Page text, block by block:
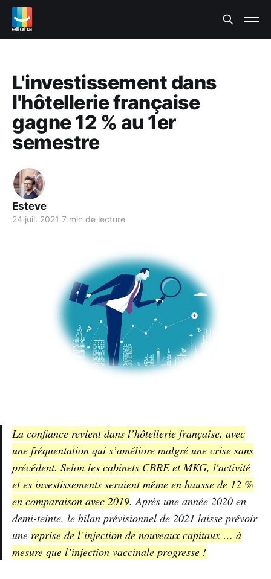
L'investissement dans
l'hôtellerie française
gagne 12 % au 1er
semestre
Esteve
24 juil. 2021 7 min de lecture
La confiance revient dans l’hôtellerie française, avec
une fréquentation qui s’améliore malgré une crise sans
précédent. Selon les cabinets CBRE et MKG, l'activité
et es investissements seraient même en hausse de 12 %
en comparaison avec 2019. Après une année 2020 en
demi-teinte, le bilan prévisionnel de 2021 laisse prévoir
une reprise de l’injection de nouveaux capitaux … à
mesure que l’injection vaccinale progresse !